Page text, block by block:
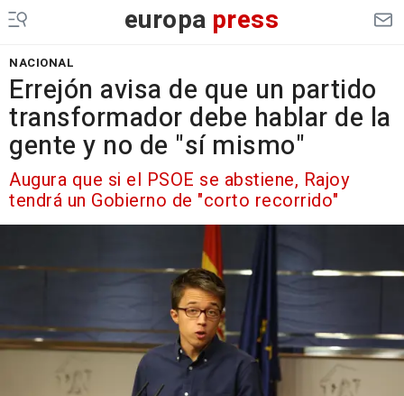
europa press
NACIONAL
Errejón avisa de que un partido
transformador debe hablar de la
gente y no de "sí mismo"
Augura que si el PSOE se abstiene, Rajoy
tendrá un Gobierno de "corto recorrido"